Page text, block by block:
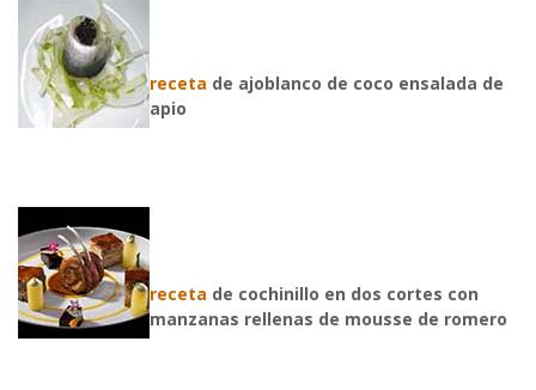
receta de ajoblanco de coco ensalada de
apio
receta de cochinillo en dos cortes con
manzanas rellenas de mousse de romero